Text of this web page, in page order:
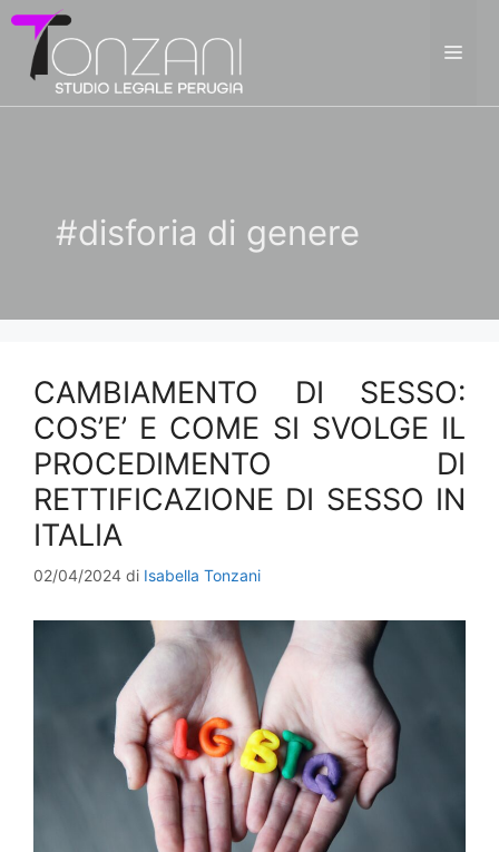
Vai
contenuto
#disforia di genere
CAMBIAMENTO DI SESSO:
COS’E’ E COME SI SVOLGE IL
PROCEDIMENTO DI
RETTIFICAZIONE DI SESSO IN
ITALIA
02/04/2024 di Isabella Tonzani